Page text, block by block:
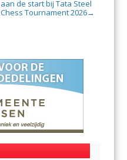
aan de start bij Tata Steel
Chess Tournament 2026→